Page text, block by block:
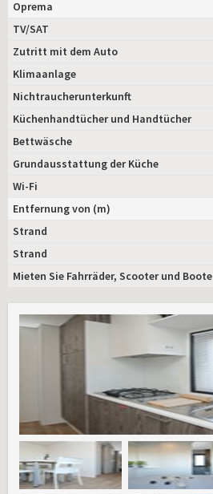
Oprema
TV/SAT
Zutritt mit dem Auto
Klimaanlage
Nichtraucherunterkunft
Küchenhandtücher und Handtücher
Bettwäsche
Grundausstattung der Küche
Wi-Fi
Entfernung von (m)
Strand
Strand
Mieten Sie Fahrräder, Scooter und Boote